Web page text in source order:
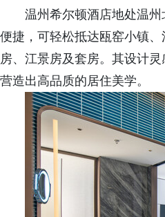
温州希尔顿酒店地处温
便捷，可轻松抵达瓯窑小镇
房、江景房及套房。其设计
营造出高品质的居住美学。